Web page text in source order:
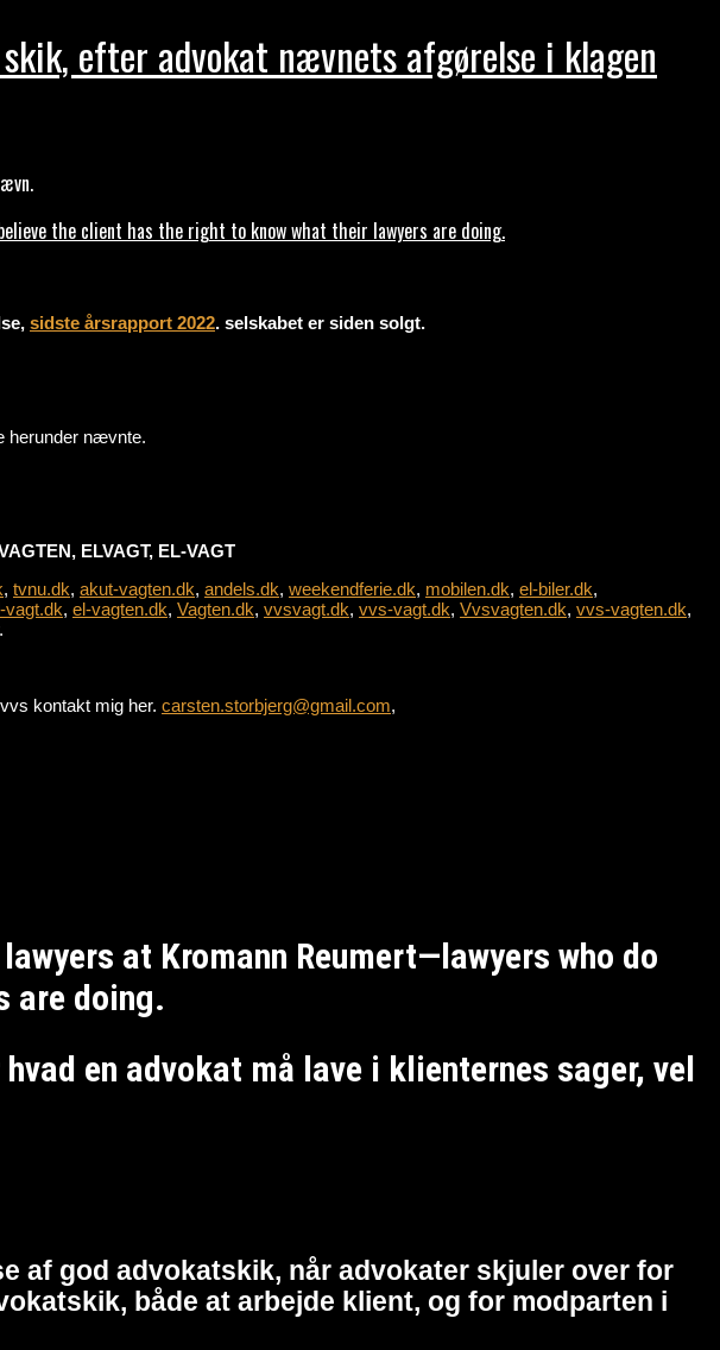
efter advokat nævnets afgørelse i klagen
the client has the right to know what their lawyers are doing.
sidste årsrapport 2022. selskabet er siden solgt.
herunder nævnte.
ELVAGT, EL-VAGT
, tvnu.dk, akut-vagten.dk, andels.dk, weekendferie.dk, mobilen.dk, el-biler.dk,
vagt.dk, el-vagten.dk, Vagten.dk, vvsvagt.dk, vvs-vagt.dk, Vvsvagten.dk, vvs-vagten.dk,
kontakt mig her. carsten.storbjerg@gmail.com,
at Kromann Reumert—lawyers who do
are doing.
en advokat må lave i klienternes sager, vel
af god advokatskik, når advokater skjuler over for
både at arbejde klient, og for modparten i